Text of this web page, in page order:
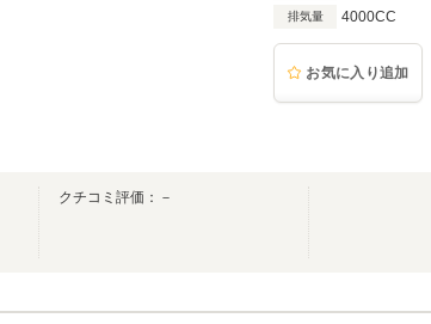
排気量 4000CC
お気に入り追加
クチコミ評価：－